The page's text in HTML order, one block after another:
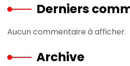
Derniers
Aucun commentaire à afficher.
Archive